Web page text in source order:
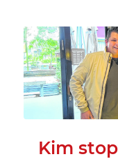
Kim